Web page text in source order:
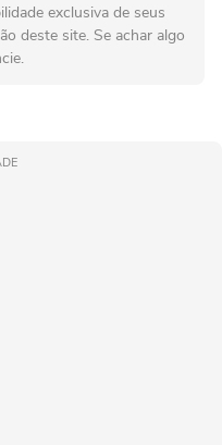
exclusiva de seus
deste site. Se achar algo